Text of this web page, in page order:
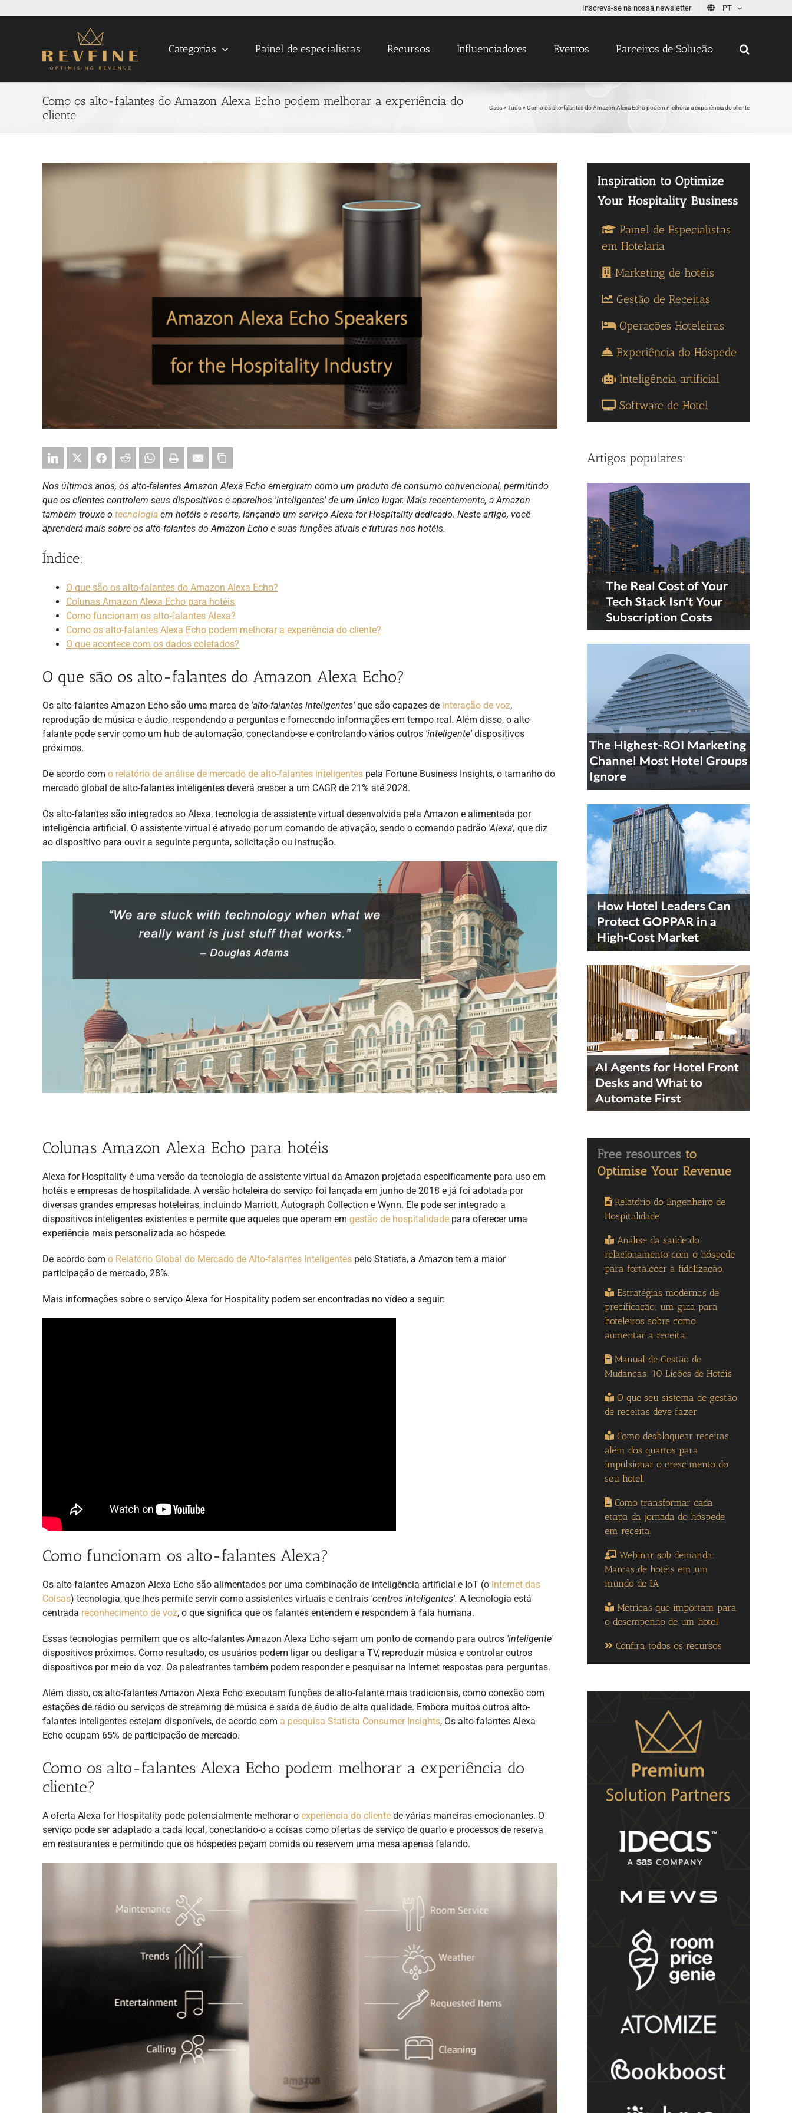
Inscreva-se na nossa newsletter PT
Categorias Painel de especialistas Recursos Influenciadores Eventos Parceiros de Solução
Como os alto-falantes do Amazon Alexa Echo podem melhorar a experiência do
cliente
Casa» Tudo»Como os alto-falantes do Amazon Alexa Echo podem melhorar a experiência do cliente
View
Nos últimos anos, os alto-falantes Amazon Alexa Echo emergiram como um produto de consumo convencional, permitindo
que os clientes controlem seus dispositivos e aparelhos 'inteligentes' de um único lugar. Mais recentemente, a Amazon
também trouxe o tecnologia em hotéis e resorts, lançando um serviço Alexa for Hospitality dedicado. Neste artigo, você
aprenderá mais sobre os alto-falantes do Amazon Echo e suas funções atuais e futuras nos hotéis.
Índice:
O que são os alto-falantes do Amazon Alexa Echo?
Colunas Amazon Alexa Echo para hotéis
Como funcionam os alto-falantes Alexa?
Como os alto-falantes Alexa Echo podem melhorar a experiência do cliente?
O que acontece com os dados coletados?
O que são os alto-falantes do Amazon Alexa Echo?
Os alto-falantes Amazon Echo são uma marca de 'alto-falantes inteligentes' que são capazes de interação de voz,
reprodução de música e áudio, respondendo a perguntas e fornecendo informações em tempo real. Além disso, o alto-
falante pode servir como um hub de automação, conectando-se e controlando vários outros 'inteligente' dispositivos
próximos.
De acordo com o relatório de análise de mercado de alto-falantes inteligentes pela Fortune Business Insights, o tamanho do
mercado global de alto-falantes inteligentes deverá crescer a um CAGR de 21% até 2028.
Os alto-falantes são integrados ao Alexa, tecnologia de assistente virtual desenvolvida pela Amazon e alimentada por
inteligência artificial. O assistente virtual é ativado por um comando de ativação, sendo o comando padrão 'Alexa', que diz
ao dispositivo para ouvir a seguinte pergunta, solicitação ou instrução.
Colunas Amazon Alexa Echo para hotéis
Alexa for Hospitality é uma versão da tecnologia de assistente virtual da Amazon projetada especificamente para uso em
hotéis e empresas de hospitalidade. A versão hoteleira do serviço foi lançada em junho de 2018 e já foi adotada por
diversas grandes empresas hoteleiras, incluindo Marriott, Autograph Collection e Wynn. Ele pode ser integrado a
dispositivos inteligentes existentes e permite que aqueles que operam em gestão de hospitalidade para oferecer uma
experiência mais personalizada ao hóspede.
De acordo com o Relatório Global do Mercado de Alto-falantes Inteligentes pelo Statista, a Amazon tem a maior
participação de mercado, 28%.
Mais informações sobre o serviço Alexa for Hospitality podem ser encontradas no vídeo a seguir:
Como funcionam os alto-falantes Alexa?
Os alto-falantes Amazon Alexa Echo são alimentados por uma combinação de inteligência artificial e IoT (o Internet das
Coisas) tecnologia, que lhes permite servir como assistentes virtuais e centrais 'centros inteligentes'. A tecnologia está
centrada reconhecimento de voz, o que significa que os falantes entendem e respondem à fala humana.
Essas tecnologias permitem que os alto-falantes Amazon Alexa Echo sejam um ponto de comando para outros 'inteligente'
dispositivos próximos. Como resultado, os usuários podem ligar ou desligar a TV, reproduzir música e controlar outros
dispositivos por meio da voz. Os palestrantes também podem responder e pesquisar na Internet respostas para perguntas.
Além disso, os alto-falantes Amazon Alexa Echo executam funções de alto-falante mais tradicionais, como conexão com
estações de rádio ou serviços de streaming de música e saída de áudio de alta qualidade. Embora muitos outros alto-
falantes inteligentes estejam disponíveis, de acordo com a pesquisa Statista Consumer Insights, Os alto-falantes Alexa
Echo ocupam 65% de participação de mercado.
Como os alto-falantes Alexa Echo podem melhorar a experiência do
cliente?
A oferta Alexa for Hospitality pode potencialmente melhorar o experiência do cliente de várias maneiras emocionantes. O
serviço pode ser adaptado a cada local, conectando-o a coisas como ofertas de serviço de quarto e processos de reserva
em restaurantes e permitindo que os hóspedes peçam comida ou reservem uma mesa apenas falando.
Painel de Especialistas
em Hotelaria
Marketing de hotéis
Gestão de Receitas
Operações Hoteleiras
Experiência do Hóspede
Inteligência artificial
Software de Hotel
Artigos populares:
Relatório do Engenheiro de
Hospitalidade
Análise da saúde do
relacionamento com o hóspede
para fortalecer a fidelização.
Estratégias modernas de
precificação: um guia para
hoteleiros sobre como
aumentar a receita.
Manual de Gestão de
Mudanças: 10 Lições de Hotéis
O que seu sistema de gestão
de receitas deve fazer
Como desbloquear receitas
além dos quartos para
impulsionar o crescimento do
seu hotel.
Como transformar cada
etapa da jornada do hóspede
em receita.
Webinar sob demanda:
Marcas de hotéis em um
mundo de IA
Métricas que importam para
o desempenho de um hotel
Confira todos os recursos